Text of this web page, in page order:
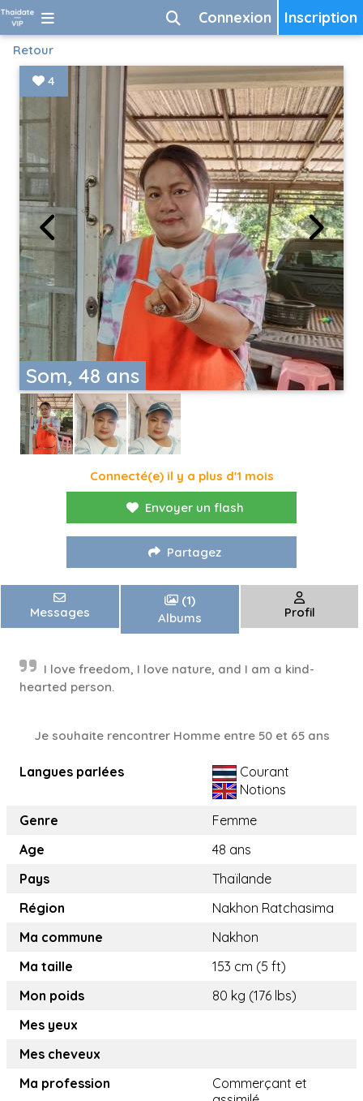
Inscription
Connexion
Retour
Som, 48 ans
4
Connecté(e) il y a plus d'1 mois
Envoyer un flash
Partagez
Messages
(1)
Albums
Profil
I love freedom, I love nature, and I am a kind-
hearted person.
Je souhaite rencontrer Homme entre 50 et 65 ans
Langues parlées
Courant
Notions
Genre
Femme
Age
48 ans
Pays
Thaïlande
Région
Nakhon Ratchasima
Ma commune
Nakhon
Ma taille
153 cm (5 ft)
Mon poids
80 kg (176 lbs)
Mes yeux
Mes cheveux
Ma profession
Commerçant et